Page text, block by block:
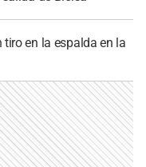
en la espalda en la